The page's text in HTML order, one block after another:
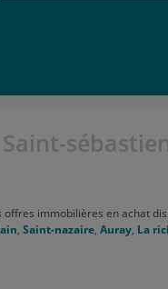
immobilières en achat
, Saint-nazaire, Auray, La